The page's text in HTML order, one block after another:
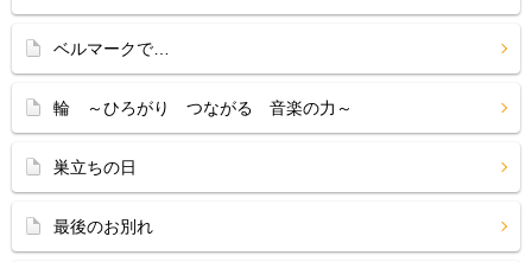
ベルマークで…
輪 ～ひろがり つながる 音楽の力～
巣立ちの日
最後のお別れ